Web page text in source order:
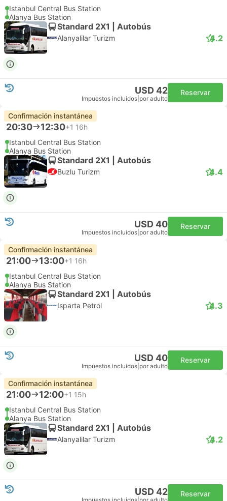
Istanbul Central Bus Station
Alanya Bus Station
Standard 2X1 | Autobús
Alanyalilar Turizm 4.2
USD 42
Impuestos incluidos por adulto
Reservar
Confirmación instantánea
20:30 12:30+1 16h
Istanbul Central Bus Station
Alanya Bus Station
Standard 2X1 | Autobús
Buzlu Turizm 4.4
USD 40
Impuestos incluidos por adulto
Reservar
Confirmación instantánea
21:00 13:00+1 16h
Istanbul Central Bus Station
Alanya Bus Station
Standard 2X1 | Autobús
Isparta Petrol 4.3
USD 40
Impuestos incluidos por adulto
Reservar
Confirmación instantánea
21:00 12:00+1 15h
Istanbul Central Bus Station
Alanya Bus Station
Standard 2X1 | Autobús
Alanyalilar Turizm 4.2
USD 42 Reservar